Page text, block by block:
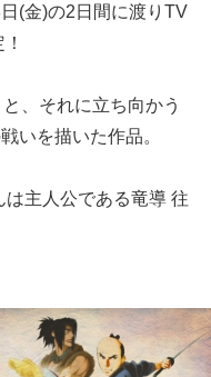
(金)の2日間に渡りTV
、それに立ち向かう
いを描いた作品。
主人公である竜導 往